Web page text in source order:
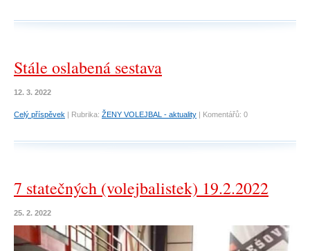
Stále oslabená sestava
12. 3. 2022
Celý příspěvek | Rubrika: ŽENY VOLEJBAL - aktuality | Komentářů: 0
7 statečných (volejbalistek) 19.2.2022
25. 2. 2022